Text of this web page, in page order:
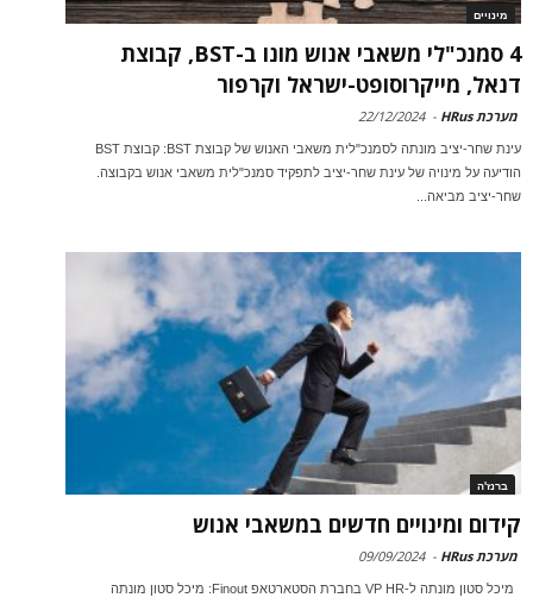
מינויים
4 סמנכ"לי משאבי אנוש מונו ב-BST, קבוצת
דנאל, מייקרוסופט-ישראל וקרפור
מערכת HRus -
22/12/2024
עינת שחר-יציב מונתה לסמנכ"לית משאבי האנוש של קבוצת BST: קבוצת BST
הודיעה על מינויה של עינת שחר-יציב לתפקיד סמנכ"לית משאבי אנוש בקבוצה.
שחר-יציב מביאה...
ברנז'ה
קידום ומינויים חדשים במשאבי אנוש
מערכת HRus -
09/09/2024
מיכל סטון מונתה ל-VP HR בחברת הסטארטאפ Finout: מיכל סטון מונתה